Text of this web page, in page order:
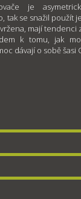
je
se snažil použít
mají tendenci
k tomu, jak
dávají o sobě šasi